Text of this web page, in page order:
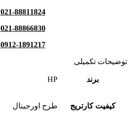
021-88811824
021-88866830
0912-1891217
توضیحات تکمیلی
برند HP
کیفیت کارتریج طرح اورجینال